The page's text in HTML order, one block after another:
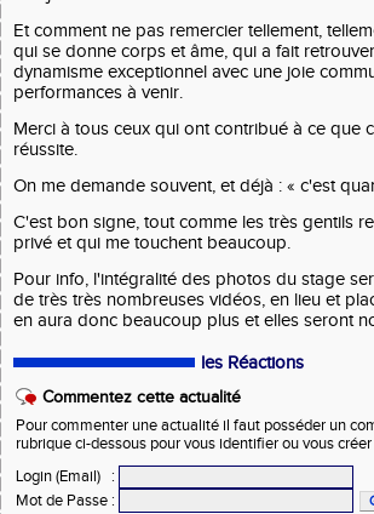
Et comment ne pas remercier tellement,
qui se donne corps et âme, qui a fait
dynamisme exceptionnel avec une joie
performances à venir.
Merci à tous ceux qui ont contribué à ce que
réussite.
On me demande souvent, et déjà : « c'est
C'est bon signe, tout comme les très gentils
privé et qui me touchent beaucoup.
Pour info, l'intégralité des photos du stage
de très très nombreuses vidéos, en lieu et
en aura donc beaucoup plus et elles seront
les Réactions
Commentez cette actualité
Pour commenter une actualité il faut posséder un
rubrique ci-dessous pour vous identifier ou vous
Login (Email)
:
Mot de Passe :